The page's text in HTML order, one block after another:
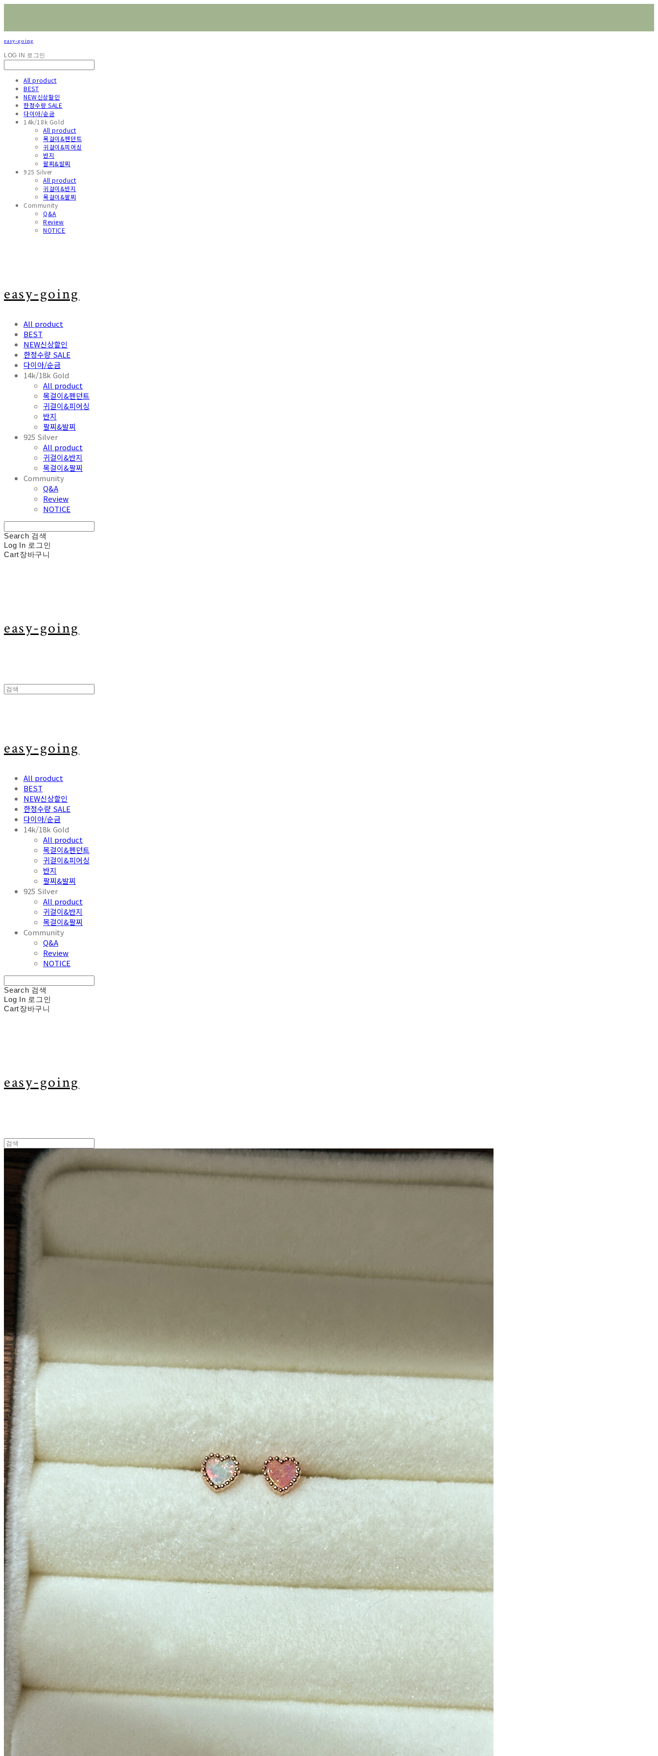
easy-going
LOG IN 로그인
All product
BEST
NEW신상할인
한정수량 SALE
다이아/순금
14k/18k Gold
All product
목걸이&펜던트
귀걸이&피어싱
반지
팔찌&발찌
925 Silver
All product
귀걸이&반지
목걸이&팔찌
Community
Q&A
Review
NOTICE
easy-going
All product
BEST
NEW신상할인
한정수량 SALE
다이아/순금
14k/18k Gold
All product
목걸이&펜던트
귀걸이&피어싱
반지
팔찌&발찌
925 Silver
All product
귀걸이&반지
목걸이&팔찌
Community
Q&A
Review
NOTICE
Search 검색
Log In 로그인
Cart장바구니
easy-going
easy-going
All product
BEST
NEW신상할인
한정수량 SALE
다이아/순금
14k/18k Gold
All product
목걸이&펜던트
귀걸이&피어싱
반지
팔찌&발찌
925 Silver
All product
귀걸이&반지
목걸이&팔찌
Community
Q&A
Review
NOTICE
Search 검색
Log In 로그인
Cart장바구니
easy-going